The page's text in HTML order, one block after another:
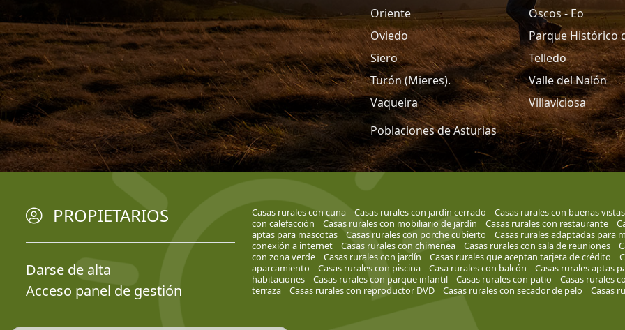
Oriente
Oscos - Eo
Oviedo
Parque Histórico
Siero
Telledo
Turón (Mieres).
Valle del Nalón
Vaqueira
Villaviciosa
Poblaciones de Asturias
PROPIETARIOS
Darse de alta
Acceso panel de gestión
Casas rurales con cuna Casas rurales con jardín cerrado
Casas rurales con buenas vistas
con calefacción
Casas rurales con mobiliario de jardín Casas rurales con restaurante
aptas para mascotas
Casas rurales con porche cubierto
Casas rurales adaptadas para
conexión a internet
Casas rurales con chimenea Casas rurales con sala de reuniones
con zona verde
Casas rurales con jardín Casas rurales que aceptan tarjeta de crédito
aparcamiento
Casas rurales con piscina Casa rurales con balcón
Casas rurales aptas
habitaciones
Casas rurales con parque infantil Casas rurales con patio
Casas rurales
terraza
Casas rurales con reproductor DVD Casas rurales con secador de pelo Casas